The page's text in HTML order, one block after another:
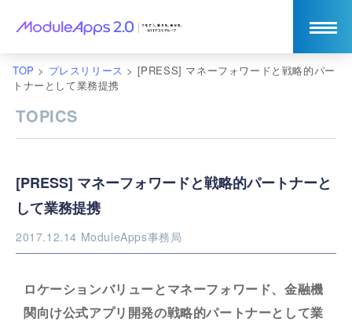
TOP > プレスリリース > [PRESS] マネーフォワードと戦略的パー
トナーとして業務提携
TOPICS
[PRESS] マネーフォワードと戦略的パートナーと
して業務提携
2017.12.14 ModuleApps事務局
ロケーションバリューとマネーフォワード、金融機
関向け公式アプリ開発の戦略的パートナーとして業